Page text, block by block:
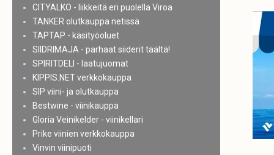
CITYALKO - liikkeitä eri puolella Viroa
TANKER olutkauppa netissä
TAPTAP - käsityöoluet
SIIDRIMAJA - parhaat siiderit täältä!
SPIRITDELI - laatujuomat
KIPPIS.NET verkkokauppa
SIP viini- ja olutkauppa
Bestwine - viinikauppa
Gloria Veinikelder - viinikellari
Prike viinien verkkokauppa
Vinvin viinipuoti